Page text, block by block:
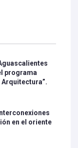
programa
Arquitectura”.
en el oriente